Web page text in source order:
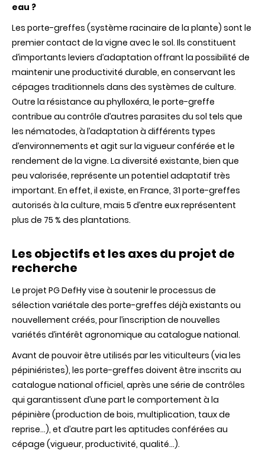
eau ?
Les porte-greffes (système racinaire de la plante) sont le
premier contact de la vigne avec le sol. Ils constituent
d’importants leviers d’adaptation offrant la possibilité de
maintenir une productivité durable, en conservant les
cépages traditionnels dans des systèmes de culture.
Outre la résistance au phylloxéra, le porte-greffe
contribue au contrôle d’autres parasites du sol tels que
les nématodes, à l’adaptation à différents types
d’environnements et agit sur la vigueur conférée et le
rendement de la vigne. La diversité existante, bien que
peu valorisée, représente un potentiel adaptatif très
important. En effet, il existe, en France, 31 porte-greffes
autorisés à la culture, mais 5 d’entre eux représentent
plus de 75 % des plantations.
Les objectifs et les axes du projet de
recherche
Le projet PG DefHy vise à soutenir le processus de
sélection variétale des porte-greffes déjà existants ou
nouvellement créés, pour l’inscription de nouvelles
variétés d’intérêt agronomique au catalogue national.
Avant de pouvoir être utilisés par les viticulteurs (via les
pépiniéristes), les porte-greffes doivent être inscrits au
catalogue national officiel, après une série de contrôles
qui garantissent d’une part le comportement à la
pépinière (production de bois, multiplication, taux de
reprise…), et d’autre part les aptitudes conférées au
cépage (vigueur, productivité, qualité...).